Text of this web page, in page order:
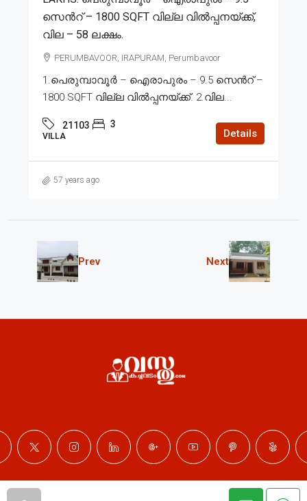
സെൻറ് – 1800 SQFT വില്ല വിൽപ്പനയ്ക്ക്,
വില – 58 ലക്ഷം.
PERUMBAVOOR, IRAPURAM, Perumbavoor
1.പെരുമ്പാവൂർ – ഐരാപുരം – 9.5 സെൻറ് –
1800 SQFT വില്ല വിൽപ്പനയ്ക്ക്. 2.വില...
21103 3
VILLA Details
57 years ago
Prev Next
© Professional Properties - All rights reserved